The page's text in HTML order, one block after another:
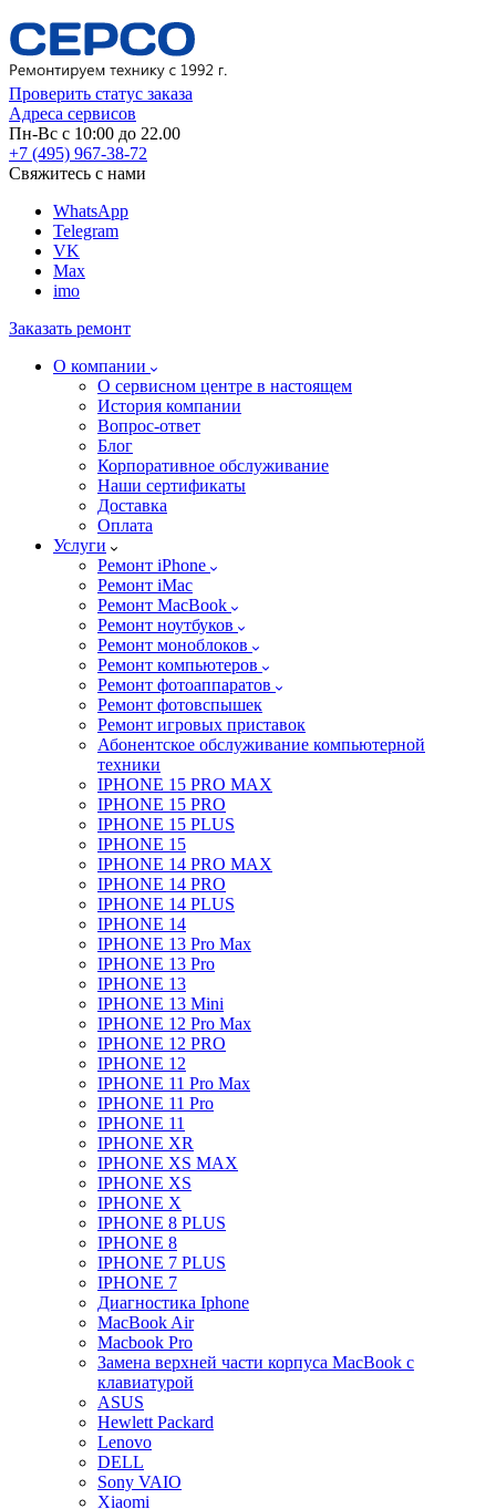
Проверить статус заказа
Адреса сервисов
Пн-Вс с 10:00 до 22.00
+7 (495) 967-38-72
Свяжитесь с нами
WhatsApp
Telegram
VK
Max
imo
Заказать ремонт
О компании
О сервисном центре в настоящем
История компании
Вопрос-ответ
Блог
Корпоративное обслуживание
Наши сертификаты
Доставка
Оплата
Услуги
Ремонт iPhone
Ремонт iMac
Ремонт MacBook
Ремонт ноутбуков
Ремонт моноблоков
Ремонт компьютеров
Ремонт фотоаппаратов
Ремонт фотовспышек
Ремонт игровых приставок
Абонентское обслуживание компьютерной
техники
IPHONE 15 PRO MAX
IPHONE 15 PRO
IPHONE 15 PLUS
IPHONE 15
IPHONE 14 PRO MAX
IPHONE 14 PRO
IPHONE 14 PLUS
IPHONE 14
IPHONE 13 Pro Max
IPHONE 13 Pro
IPHONE 13
IPHONE 13 Mini
IPHONE 12 Pro Max
IPHONE 12 PRO
IPHONE 12
IPHONE 11 Pro Max
IPHONE 11 Pro
IPHONE 11
IPHONE XR
IPHONE XS MAX
IPHONE XS
IPHONE X
IPHONE 8 PLUS
IPHONE 8
IPHONE 7 PLUS
IPHONE 7
Диагностика Iphone
MacBook Air
Macbook Pro
Замена верхней части корпуса MacBook с
клавиатурой
ASUS
Hewlett Packard
Lenovo
DELL
Sony VAIO
Xiaomi